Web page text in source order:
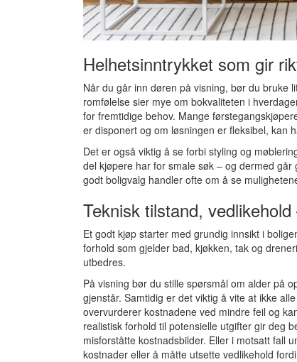
Helhetsinntrykket som gir
Når du går inn døren på visning, bør du bruke
romfølelse sier mye om bokvaliteten i
for fremtidige behov. Mange
er disponert og om løsningen er fleksibel, kan
Det er også viktig å se forbi styling og
del kjøpere har for smale søk – og dermed
godt boligvalg handler ofte om å se
Teknisk tilstand,
Et godt kjøp starter med grundig innsikt i
forhold som gjelder bad, kjøkken, tak og
utbedres.
På visning bør du stille spørsmål om alder på
gjenstår. Samtidig er det viktig å vite at ikke
overvurderer kostnadene ved mindre feil og
realistisk forhold til potensielle utgifter gir deg
misforståtte kostnadsbilder. Eller i motsatt fall
kostnader eller å måtte utsette vedlikehold